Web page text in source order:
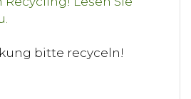
bitte recyceln!